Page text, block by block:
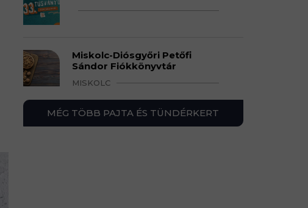
Miskolc-Diósgyőri Petőfi
Sándor Fiókkönyvtár
MISKOLC
MÉG TÖBB PAJTA ÉS TÜNDÉRKERT